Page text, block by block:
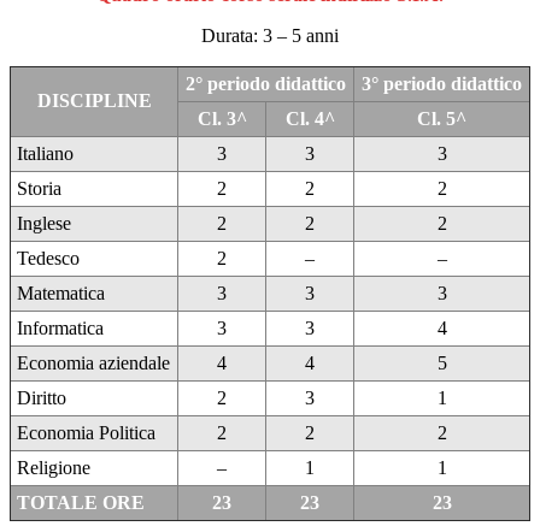
Durata: 3 – 5 anni
DISCIPLINE
2° periodo didattico
3° periodo didattico
Cl. 3^
Cl. 4^
Cl. 5^
Italiano
3 3
3
Storia
2 2
2
Inglese
2 2
2
Tedesco
2 –
–
Matematica
3 3
3
Informatica
3 3
4
Economia aziendale
4 4
5
Diritto
2 3
1
Economia Politica
2 2
2
Religione
– 1
1
TOTALE ORE
23 23 23